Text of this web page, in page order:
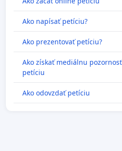
Ako napísať petíciu?
Ako prezentovať petíciu?
Ako získať mediálnu
petíciu
Ako odovzdať petíciu